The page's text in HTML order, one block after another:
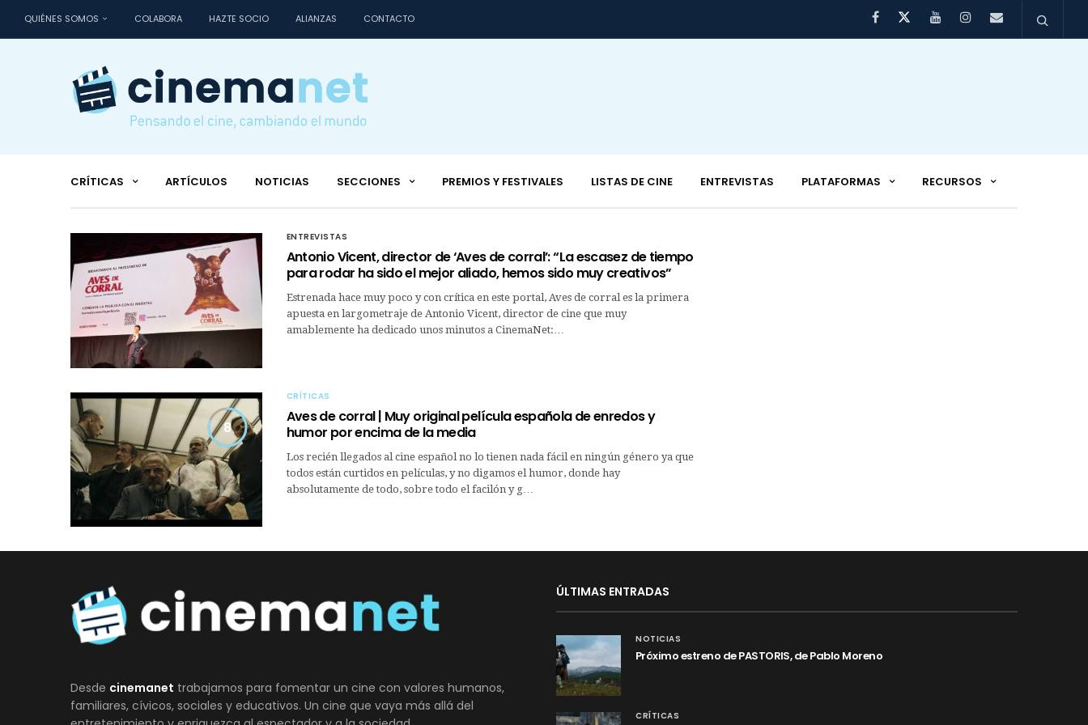
QUIÉNES SOMOS COLABORA HAZTE SOCIO ALIANZAS CONTACTO
CRÍTICAS ARTÍCULOS NOTICIAS SECCIONES PREMIOS Y FESTIVALES LISTAS DE CINE ENTREVISTAS PLATAFORMAS RECURSOS
ENTREVISTAS
Antonio Vicent, director de ‘Aves de corral’: “La escasez de tiempo
para rodar ha sido el mejor aliado, hemos sido muy creativos”
Estrenada hace muy poco y con crítica en este portal, Aves de corral es la primera
apuesta en largometraje de Antonio Vicent, director de cine que muy
amablemente ha dedicado unos minutos a CinemaNet:…
8
CRÍTICAS
Aves de corral | Muy original película española de enredos y
humor por encima de la media
Los recién llegados al cine español no lo tienen nada fácil en ningún género ya que
todos están curtidos en películas, y no digamos el humor, donde hay
absolutamente de todo, sobre todo el facilón y g…
Desde cinemanet trabajamos para fomentar un cine con valores humanos,
familiares, cívicos, sociales y educativos. Un cine que vaya más allá del
ÚLTIMAS ENTRADAS
NOTICIAS
Próximo estreno de PASTORIS, de Pablo Moreno
CRÍTICAS